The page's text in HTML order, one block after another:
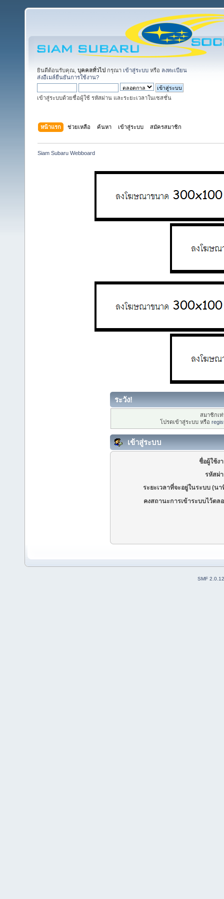
ยินดีต้อนรับคุณ, บุคคลทั่วไป กรุณา เข้าสู่ระบบ หรือ ลงทะเบียน
ส่งอีเมล์ยืนยันการใช้งาน?
เข้าสู่ระบบด้วยชื่อผู้ใช้ รหัสผ่าน และระยะเวลาในเซสชั่น
หน้าแรก ช่วยเหลือ ค้นหา เข้าสู่ระบบ สมัครสมาชิก
Siam Subaru Webboard
ระวัง!
สมาชิกเ
โปรดเข้าสู่ระบบ หรือ
เข้าสู่ระบบ
ชื่อผู้ใช้ง
รหัสผ่
ระยะเวลาที่จะอยู่ในระบบ (นา
คงสถานะการเข้าระบบไว้ตล
SMF 2.0.12